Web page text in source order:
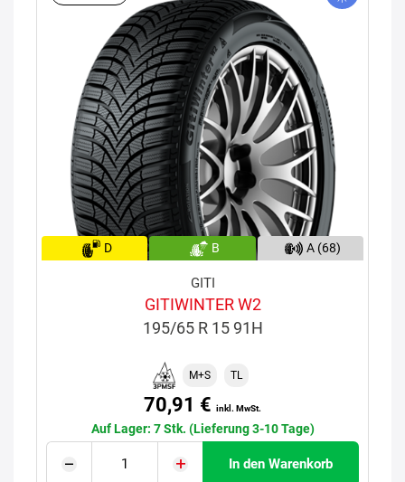
D B A (68)
GITI
GITIWINTER W2
195/65 R 15 91H
M+S TL
70,91 € inkl. MwSt.
Auf Lager: 7 Stk. (Lieferung 3-10 Tage)
In den Warenkorb